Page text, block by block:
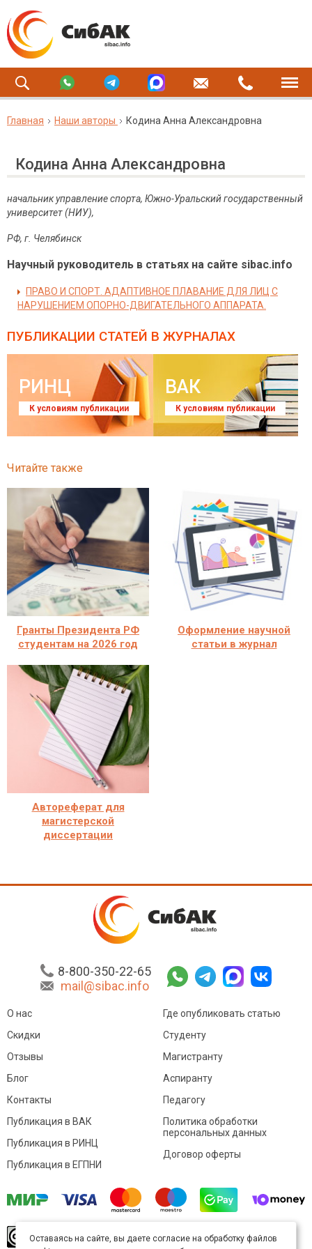
Главная Наши авторы Кодина Анна Александровна
Кодина Анна Александровна
начальник управление спорта, Южно-Уральский государственный
университет (НИУ),
РФ, г Челябинск
Научный руководитель в статьях на сайте sibac.info
ПРАВО И СПОРТ. АДАПТИВНОЕ ПЛАВАНИЕ ДЛЯ ЛИЦ С
НАРУШЕНИЕМ ОПОРНО-ДВИГАТЕЛЬНОГО АППАРАТА.
ПУБЛИКАЦИИ СТАТЕЙ В ЖУРНАЛАХ
РИНЦ
К условиям публикации
ВАК
К условиям публикации
Читайте также
Гранты Президента РФ
студентам на 2026 год
Оформление научной
статьи в журнал
Автореферат для
магистерской
диссертации
8-800-350-22-65
mail@sibac.info
О нас
Скидки
Отзывы
Блог
Контакты
Где опубликовать статью
Студенту
Магистранту
Аспиранту
Педагогу
Публикация в ВАК
Публикация в РИНЦ
Публикация в ЕГПНИ
Политика обработки
персональных данных
Договор оферты
произведение доступно полицензии Creative
Оставаясь на сайте, вы даете согласие на обработку файлов